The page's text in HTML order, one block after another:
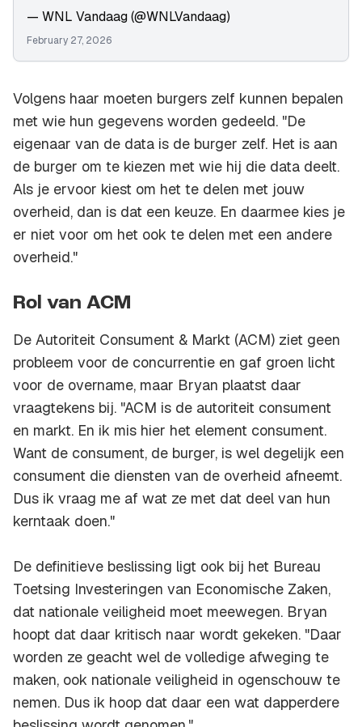
— WNL Vandaag (@WNLVandaag)
February 27, 2026
Volgens haar moeten burgers zelf kunnen bepalen
met wie hun gegevens worden gedeeld. "De
eigenaar van de data is de burger zelf. Het is aan
de burger om te kiezen met wie hij die data deelt.
Als je ervoor kiest om het te delen met jouw
overheid, dan is dat een keuze. En daarmee kies je
er niet voor om het ook te delen met een andere
overheid."
Rol van ACM
De Autoriteit Consument & Markt (ACM) ziet geen
probleem voor de concurrentie en gaf groen licht
voor de overname, maar Bryan plaatst daar
vraagtekens bij. "ACM is de autoriteit consument
en markt. En ik mis hier het element consument.
Want de consument, de burger, is wel degelijk een
consument die diensten van de overheid afneemt.
Dus ik vraag me af wat ze met dat deel van hun
kerntaak doen."
De definitieve beslissing ligt ook bij het Bureau
Toetsing Investeringen van Economische Zaken,
dat nationale veiligheid moet meewegen. Bryan
hoopt dat daar kritisch naar wordt gekeken. "Daar
worden ze geacht wel de volledige afweging te
maken, ook nationale veiligheid in ogenschouw te
nemen. Dus ik hoop dat daar een wat dapperdere